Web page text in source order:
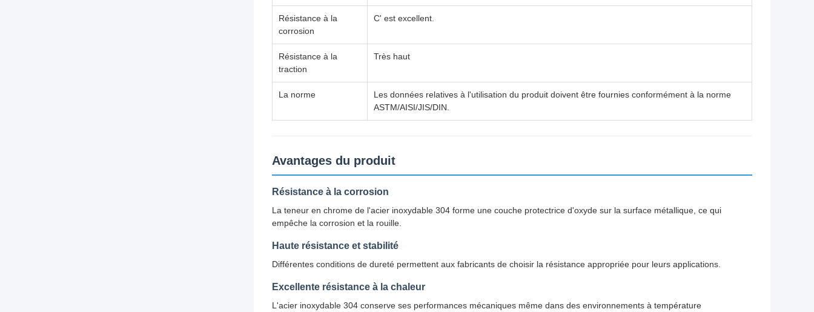
Résistance à la
corrosion
C' est excellent.
Résistance à la
traction
Très haut
La norme
Les données relatives à l'utilisation du produit doivent être fournies conformément à la norme
ASTM/AISI/JIS/DIN.
Avantages du produit
Résistance à la corrosion
La teneur en chrome de l'acier inoxydable 304 forme une couche protectrice d'oxyde sur la surface métallique, ce qui
empêche la corrosion et la rouille.
Haute résistance et stabilité
Différentes conditions de dureté permettent aux fabricants de choisir la résistance appropriée pour leurs applications.
Excellente résistance à la chaleur
L'acier inoxydable 304 conserve ses performances mécaniques même dans des environnements à température